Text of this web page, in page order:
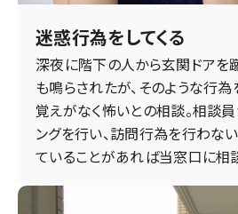
迷惑行為をしてくる
深夜に階下の人から玄関ドアを
も鳴らされたが、そのような行
覚えがなく怖いとの相談。相談
ングを行い、訪問行為を行わな
ていることがあれば当窓口に相